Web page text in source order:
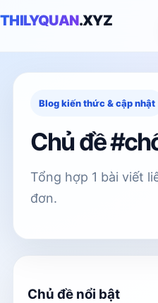
THILYQUAN.XYZ
Blog kiến thức & cập nhật
Chủ đề
Tổng hợp 1 bài viết
đơn.
Chủ đề nổi bật